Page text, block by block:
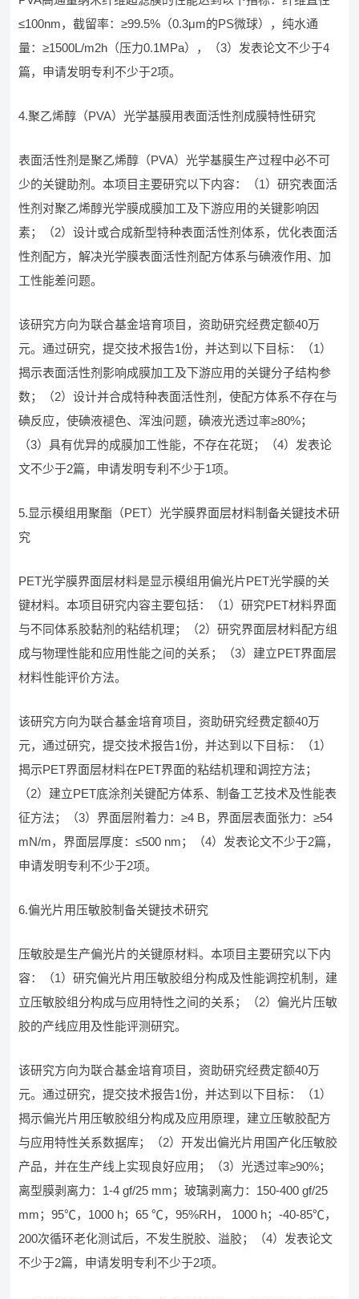
≤100nm，截留率：≥99.5%（0.3μm的PS微球），纯水通
量：≥1500L/m2h（压力0.1MPa），（3）发表论文不少于4
篇，申请发明专利不少于2项。
4.聚乙烯醇（PVA）光学基膜用表面活性剂成膜特性研究
表面活性剂是聚乙烯醇（PVA）光学基膜生产过程中必不可
少的关键助剂。本项目主要研究以下内容：（1）研究表面活
性剂对聚乙烯醇光学膜成膜加工及下游应用的关键影响因
素；（2）设计或合成新型特种表面活性剂体系，优化表面活
性剂配方，解决光学膜表面活性剂配方体系与碘液作用、加
工性能差问题。
该研究方向为联合基金培育项目，资助研究经费定额40万
元。通过研究，提交技术报告1份，并达到以下目标：（1）
揭示表面活性剂影响成膜加工及下游应用的关键分子结构参
数；（2）设计并合成特种表面活性剂，使配方体系不存在与
碘反应，使碘液褪色、浑浊问题，碘液光透过率≥80%；
（3）具有优异的成膜加工性能，不存在花斑；（4）发表论
文不少于2篇，申请发明专利不少于1项。
5.显示模组用聚酯（PET）光学膜界面层材料制备关键技术研
究
PET光学膜界面层材料是显示模组用偏光片PET光学膜的关
键材料。本项目研究内容主要包括：（1）研究PET材料界面
与不同体系胶黏剂的粘结机理；（2）研究界面层材料配方组
成与物理性能和应用性能之间的关系；（3）建立PET界面层
材料性能评价方法。
该研究方向为联合基金培育项目，资助研究经费定额40万
元，通过研究，提交技术报告1份，并达到以下目标：（1）
揭示PET界面层材料在PET界面的粘结机理和调控方法；
（2）建立PET底涂剂关键配方体系、制备工艺技术及性能表
征方法；（3）界面层附着力：≥4 B，界面层表面张力：≥54
mN/m，界面层厚度：≤500 nm；（4）发表论文不少于2篇，
申请发明专利不少于2项。
6.偏光片用压敏胶制备关键技术研究
压敏胶是生产偏光片的关键原材料。本项目主要研究以下内
容：（1）研究偏光片用压敏胶组分构成及性能调控机制，建
立压敏胶组分构成与应用特性之间的关系；（2）偏光片压敏
胶的产线应用及性能评测研究。
该研究方向为联合基金培育项目，资助研究经费定额40万
元。通过研究，提交技术报告1份，并达到以下目标：（1）
揭示偏光片用压敏胶组分构成及应用原理，建立压敏胶配方
与应用特性关系数据库；（2）开发出偏光片用国产化压敏胶
产品，并在生产线上实现良好应用；（3）光透过率≥90%；
离型膜剥离力：1-4 gf/25 mm；玻璃剥离力：150-400 gf/25
mm；95℃，1000 h；65 ℃，95%RH， 1000 h；-40-85℃，
200次循环老化测试后，不发生脱胶、溢胶；（4）发表论文
不少于2篇，申请发明专利不少于2项。